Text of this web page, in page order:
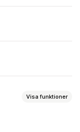
Visa funktioner